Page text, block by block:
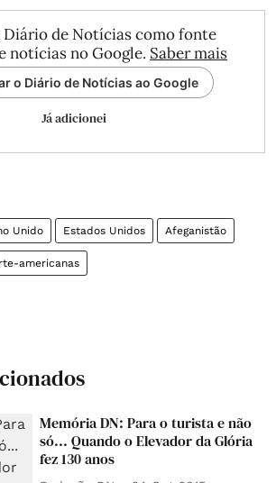
Diário de Notícias como fonte
notícias no Google. Saber mais
o Diário de Notícias ao Google
Já adicionei
Unido Estados Unidos Afeganistão
americanas
Memória DN: Para o turista e não
só... Quando o Elevador da Glória
fez 130 anos